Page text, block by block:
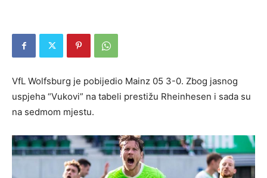
VfL Wolfsburg je pobijedio Mainz 05 3-0. Zbog jasnog
uspjeha “Vukovi” na tabeli prestižu Rheinhesen i sada su
na sedmom mjestu.